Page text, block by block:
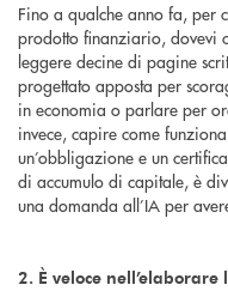
Fino a qualche anno fa, per
prodotto finanziario, dovevi
leggere decine di pagine
progettato apposta per
in economia o parlare per
invece, capire come
un’obbligazione e un
di accumulo di capitale, è
una domanda all’IA per
2. È veloce